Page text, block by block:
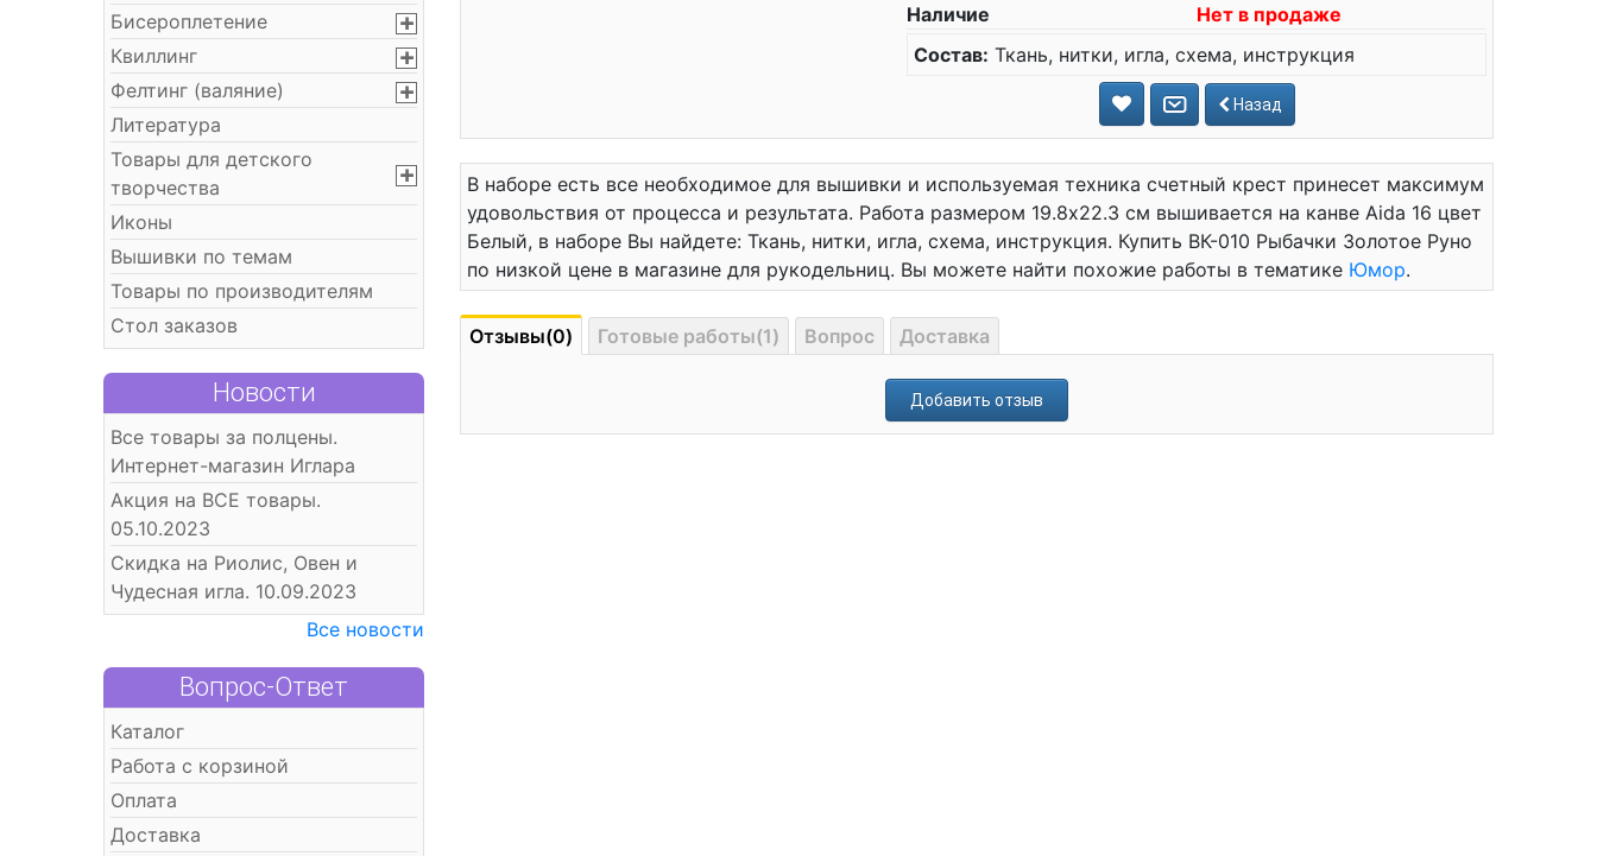
Бисероплетение
Квиллинг
Фелтинг (валяние)
Литература
Товары для детского
творчества
Иконы
Вышивки по темам
Товары по производителям
Стол заказов
Новости
Все товары за полцены.
Интернет-магазин Иглара
Акция на ВСЕ товары.
05.10.2023
Скидка на Риолис, Овен и
Чудесная игла. 10.09.2023
Все новости
Вопрос-Ответ
Каталог
Работа с корзиной
Оплата
Доставка
Наличие
Нет в продаже
Состав: Ткань, нитки, игла, схема, инструкция
Назад
В наборе есть все необходимое для вышивки и используемая техника счетный крест принесет максимум
удовольствия от процесса и результата. Работа размером 19.8x22.3 см вышивается на канве Aida 16 цвет
Белый, в наборе Вы найдете: Ткань, нитки, игла, схема, инструкция. Купить ВК-010 Рыбачки Золотое Руно
по низкой цене в магазине для рукодельниц. Вы можете найти похожие работы в тематике Юмор.
Отзывы(0) Готовые работы(1) Вопрос Доставка
Добавить отзыв